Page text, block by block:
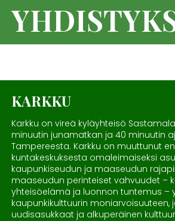
KARKKU
Karkku on vireä kyläyhteisö
minuutin junamatkan ja 40 minuutin
Tampereesta. Karkku on muuttunut
kuntakeskuksesta omaleimaiseksi
kaupunkiseudun ja maaseudun
maaseudun perinteiset vahvuudet –
yhteisöelämä ja luonnon tuntemus –
kaupunkikulttuurin moniarvoisuuteen,
uudisasukkaat ja alkuperäinen